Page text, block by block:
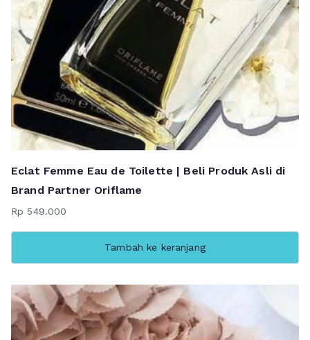
Eclat Femme Eau de Toilette | Beli Produk Asli di
Brand Partner Oriflame
Rp 549.000
Tambah ke keranjang